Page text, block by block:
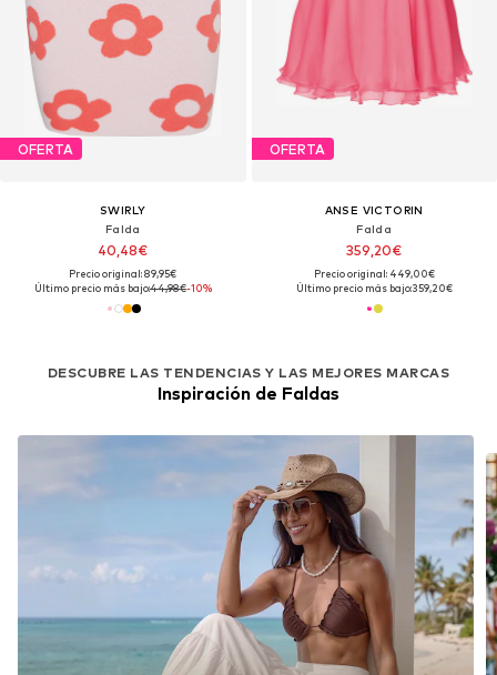
OFERTA
SWIRLY
Falda
40,48€
Precio original: 89,95€
Último precio más bajo:44,98€-10%
OFERTA
ANSE VICTORIN
Falda
359,20€
Precio original: 449,00€
Último precio más bajo:359,20€
DESCUBRE LAS TENDENCIAS Y LAS MEJORES MARCAS
Inspiración de Faldas